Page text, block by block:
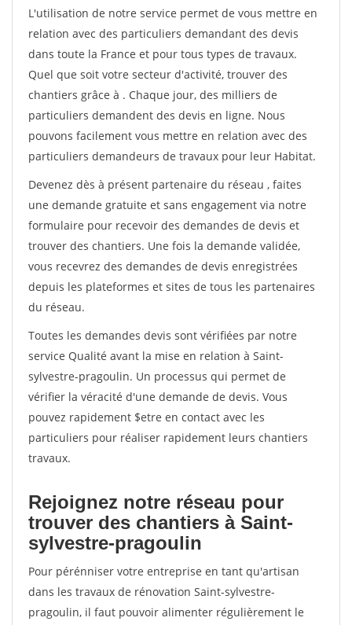
L'utilisation de notre service permet de vous mettre en
relation avec des particuliers demandant des devis
dans toute la France et pour tous types de travaux.
Quel que soit votre secteur d'activité, trouver des
chantiers grâce à . Chaque jour, des milliers de
particuliers demandent des devis en ligne. Nous
pouvons facilement vous mettre en relation avec des
particuliers demandeurs de travaux pour leur Habitat.
Devenez dès à présent partenaire du réseau , faites
une demande gratuite et sans engagement via notre
formulaire pour recevoir des demandes de devis et
trouver des chantiers. Une fois la demande validée,
vous recevrez des demandes de devis enregistrées
depuis les plateformes et sites de tous les partenaires
du réseau.
Toutes les demandes devis sont vérifiées par notre
service Qualité avant la mise en relation à Saint-
sylvestre-pragoulin. Un processus qui permet de
vérifier la véracité d'une demande de devis. Vous
pouvez rapidement $etre en contact avec les
particuliers pour réaliser rapidement leurs chantiers
travaux.
Rejoignez notre réseau pour
trouver des chantiers à Saint-
sylvestre-pragoulin
Pour pérénniser votre entreprise en tant qu'artisan
dans les travaux de rénovation Saint-sylvestre-
pragoulin, il faut pouvoir alimenter régulièrement le